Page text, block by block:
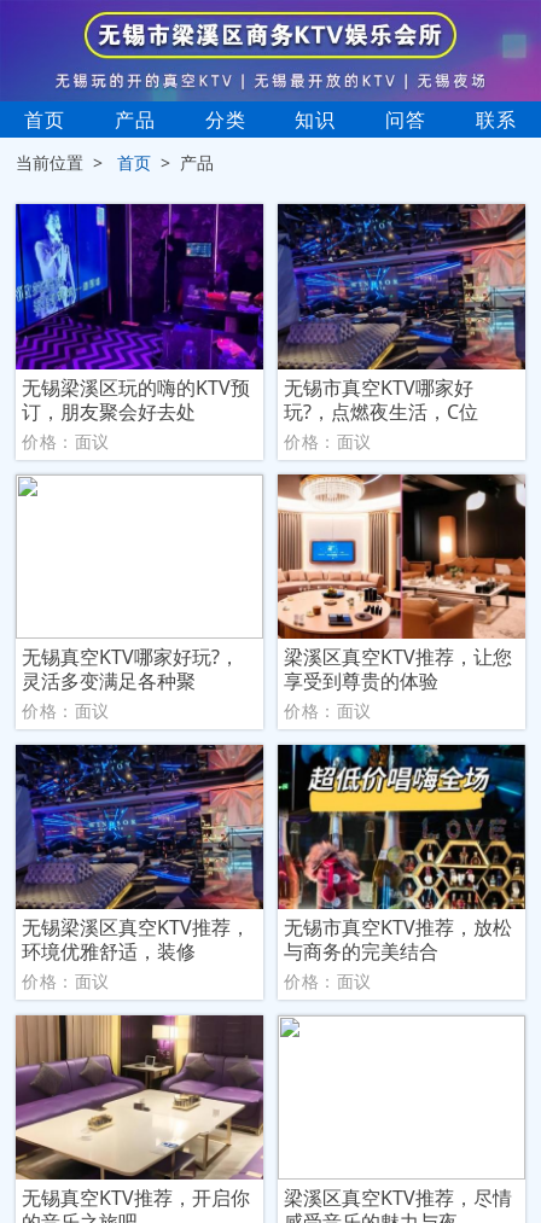
首页 产品 分类 知识 问答 联系
当前位置 >首页 > 产品
无锡梁溪区玩的嗨的KTV预
订，朋友聚会好去处
价格：面议
无锡市真空KTV哪家好
玩?，点燃夜生活，C位
价格：面议
无锡真空KTV哪家好玩?，
灵活多变满足各种聚
价格：面议
梁溪区真空KTV推荐，让您
享受到尊贵的体验
价格：面议
无锡梁溪区真空KTV推荐，
环境优雅舒适，装修
价格：面议
无锡市真空KTV推荐，放松
与商务的完美结合
价格：面议
无锡真空KTV推荐，开启你
梁溪区真空KTV推荐，尽情